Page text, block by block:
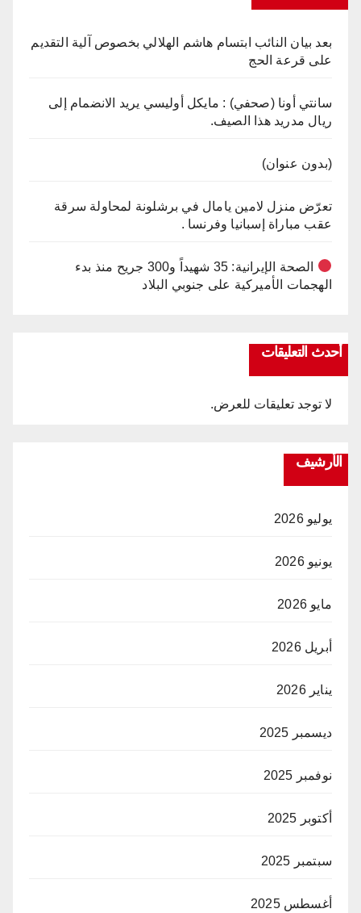
بعد بيان النائب ابتسام هاشم الهلالي بخصوص آلية التقديم
على قرعة الحج
سانتي أونا (صحفي) : مايكل أوليسي يريد الانضمام إلى
ريال مدريد هذا الصيف.
(بدون عنوان)
تعرّض منزل لامين يامال في برشلونة لمحاولة سرقة
عقب مباراة إسبانيا وفرنسا .
الصحة الإيرانية: 35 شهيداً و300 جريح منذ بدء
الهجمات الأميركية على جنوبي البلاد
أحدث التعليقات
لا توجد تعليقات للعرض.
الأرشيف
يوليو 2026
يونيو 2026
مايو 2026
أبريل 2026
يناير 2026
ديسمبر 2025
نوفمبر 2025
أكتوبر 2025
سبتمبر 2025
أغسطس 2025